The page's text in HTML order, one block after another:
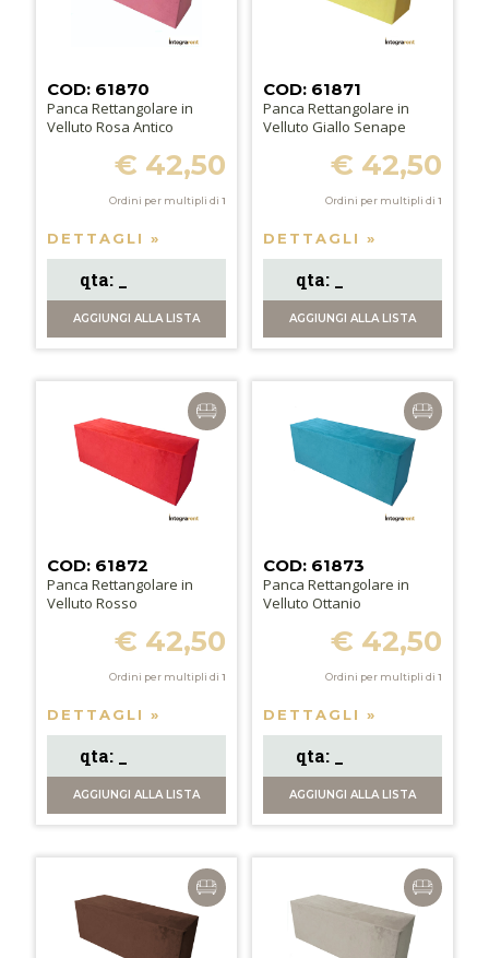
COD: 61870
Panca Rettangolare in
Velluto Rosa Antico
€ 42,50
Ordini per multipli di 1
DETTAGLI »
AGGIUNGIALLA LISTA
COD: 61871
Panca Rettangolare in
Velluto Giallo Senape
€ 42,50
Ordini per multipli di 1
DETTAGLI »
AGGIUNGI ALLA LISTA
COD: 61872
Panca Rettangolare in
Velluto Rosso
€ 42,50
Ordini per multipli di 1
DETTAGLI »
AGGIUNGIALLA LISTA
COD: 61873
Panca Rettangolare in
Velluto Ottanio
€ 42,50
Ordini per multipli di 1
DETTAGLI »
AGGIUNGI ALLA LISTA